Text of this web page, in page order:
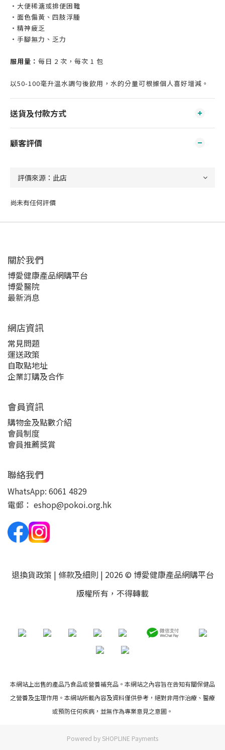
・大便稀溏或排便困難
・面色偏黃、四肢浮腫
・精神疲乏
・手腳無力、乏力
服用量： 每日 2 次，每次 1 包
以50-100毫升温水調勻後飲用，水的分量可根據個人喜好增減。
送貨及付款方式
顧客評價
尚未有任何評價
關於我們‎
博愛健康產品網購平台
博愛醫院
最新消息
網店資訊
常見問題
運送政策
自取點地址
企業訂購及合作
會員資訊
購物金及點數介紹
會員制度
會員推薦獎賞
聯絡我們
WhatsApp: 6061 4829
電郵： eshop@pokoi.org.hk
退換貨政策 | 條款及細則 | 2026 © 博愛健康產品網購平台
版權所有，不得轉載
本網站上出售的產品乃食品或營養補充品。本網站之內容旨在告知有關保健品
之營養及生理作用。本網站所載內容及資料僅供參考，絕對非用作治療、醫療
或預防任何疾病，並無作為專業意見之意圖。
Powered by SHOPLINE Payments